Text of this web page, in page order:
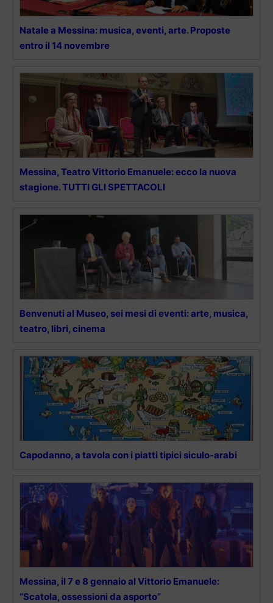
Natale a Messina: musica, eventi, arte. Proposte
entro il 14 novembre
Messina, Teatro Vittorio Emanuele: ecco la nuova
stagione. TUTTI GLI SPETTACOLI
Benvenuti al Museo, sei mesi di eventi: arte, musica,
teatro, libri, cinema
Capodanno, a tavola con i piatti tipici siculo-arabi
Messina, il 7 e 8 gennaio al Vittorio Emanuele:
“Scatola, ossessioni da asporto”